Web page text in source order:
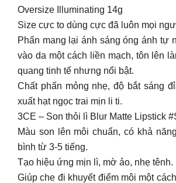
Oversize Illuminating 14g
Size cực to dùng cực đã luôn mọi
Phấn mang lại ánh sáng óng ánh tự
vào da một cách liền mạch, tôn lên
quang tinh tế nhưng nổi bật.
Chất phấn mỏng nhẹ, độ bắt sáng
xuất hạt ngọc trai mịn li ti.
3CE – Son thỏi lì Blur Matte Lipstick
Màu son lên môi chuẩn, có khả
bình từ 3-5 tiếng.
Tạo hiệu ứng mịn lì, mờ ảo, nhẹ tênh.
Giúp che đi khuyết điểm môi một